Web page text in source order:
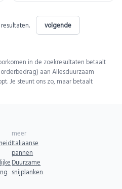
resultaten. volgende
in de zoekresultaten betaalt
aan Allesduurzaam
Je steunt ons zo, maar betaalt
meer
Italiaanse
pannen
Duurzame
snijplanken